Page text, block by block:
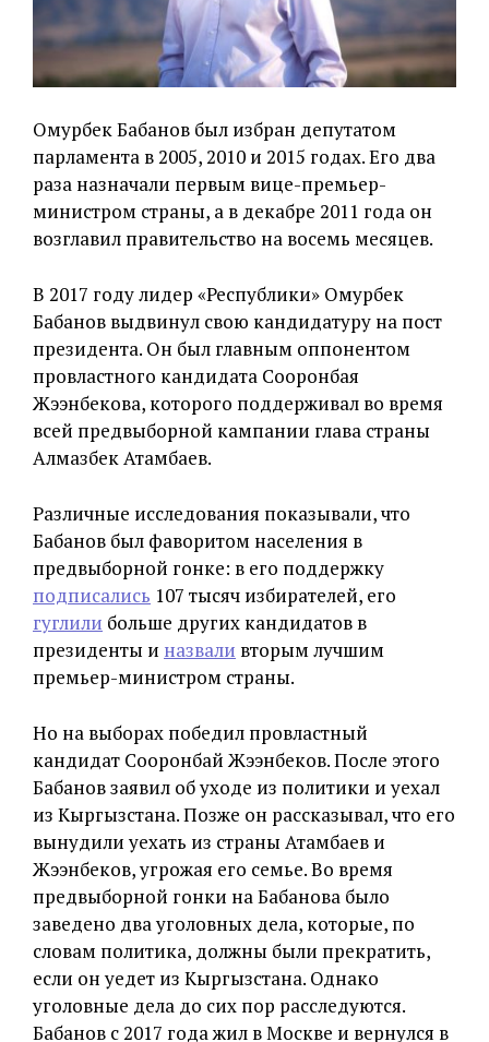
Омурбек Бабанов был избран депутатом
парламента в 2005, 2010 и 2015 годах. Его два
раза назначали первым вице-премьер-
министром страны, а в декабре 2011 года он
возглавил правительство на восемь месяцев.
В 2017 году лидер «Республики» Омурбек
Бабанов выдвинул свою кандидатуру на пост
президента. Он был главным оппонентом
провластного кандидата Сооронбая
Жээнбекова, которого поддерживал во время
всей предвыборной кампании глава страны
Алмазбек Атамбаев.
Различные исследования показывали, что
Бабанов был фаворитом населения в
предвыборной гонке: в его поддержку
подписались 107 тысяч избирателей, его
гуглили больше других кандидатов в
президенты и назвали вторым лучшим
премьер-министром страны.
Но на выборах победил провластный
кандидат Сооронбай Жээнбеков. После этого
Бабанов заявил об уходе из политики и уехал
из Кыргызстана. Позже он рассказывал, что его
вынудили уехать из страны Атамбаев и
Жээнбеков, угрожая его семье. Во время
предвыборной гонки на Бабанова было
заведено два уголовных дела, которые, по
словам политика, должны были прекратить,
если он уедет из Кыргызстана. Однако
уголовные дела до сих пор расследуются.
Бабанов с 2017 года жил в Москве и вернулся в